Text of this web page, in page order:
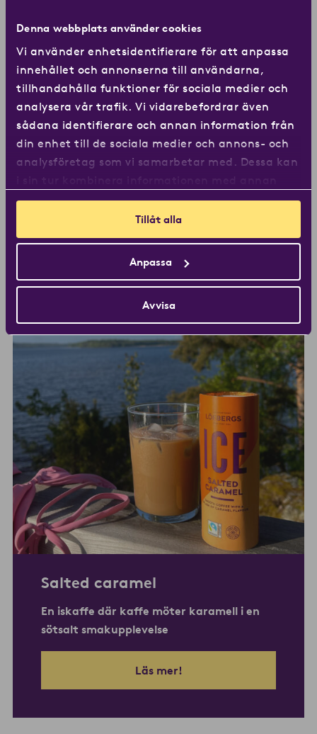
Denna webbplats använder cookies
Vi använder enhetsidentifierare för att anpassa
innehållet och annonserna till användarna,
tillhandahålla funktioner för sociala medier och
analysera vår trafik. Vi vidarebefordrar även
sådana identifierare och annan information från
din enhet till de sociala medier och annons- och
analysföretag som vi samarbetar med. Dessa kan
information som du har tillhandahållit eller som
de har samlat in när du har använt deras
tjänster.
Tillåt alla
Anpassa
Avvisa
Espresso + milk
perfekt balans mellan en kraftfull
espresso och en härlig iskaffe.
Läs mer!
Salted caramel
En iskaffe där kaffe möter karamell i en
sötsalt smakupplevelse
Läs mer!